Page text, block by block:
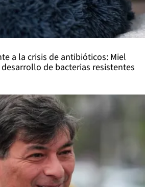
a la crisis de antibióticos: Miel
de bacterias resistentes